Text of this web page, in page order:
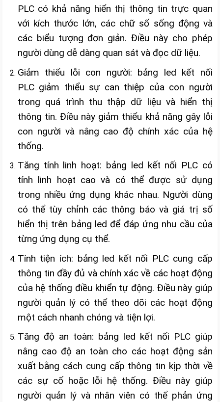
PLC có khả năng hiển thị thông tin trực quan
với kích thước lớn, các chữ số sống động và
các biểu tượng đơn giản. Điều này cho phép
người dùng dễ dàng quan sát và đọc dữ liệu.
Giảm thiểu lỗi con người: bảng led kết nối
PLC giảm thiểu sự can thiệp của con người
trong quá trình thu thập dữ liệu và hiển thị
thông tin. Điều này giảm thiểu khả năng gây lỗi
con người và nâng cao độ chính xác của hệ
thống.
Tăng tính linh hoạt: bảng led kết nối PLC có
tính linh hoạt cao và có thể được sử dụng
trong nhiều ứng dụng khác nhau. Người dùng
có thể tùy chỉnh các thông báo và giá trị số
hiển thị trên bảng led để đáp ứng nhu cầu của
từng ứng dụng cụ thể.
Tính tiện ích: bảng led kết nối PLC cung cấp
thông tin đầy đủ và chính xác về các hoạt động
của hệ thống điều khiển tự động. Điều này giúp
người quản lý có thể theo dõi các hoạt động
một cách nhanh chóng và tiện lợi.
Tăng độ an toàn: bảng led kết nối PLC giúp
nâng cao độ an toàn cho các hoạt động sản
xuất bằng cách cung cấp thông tin kịp thời về
các sự cố hoặc lỗi hệ thống. Điều này giúp
người quản lý và nhân viên có thể phản ứng